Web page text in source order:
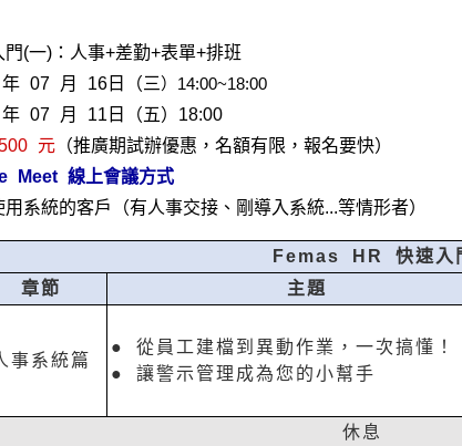
(一)：人事+差勤+表單+排班
07 月 16日（三）14:00~18:00
07 月 11日（五）18:00
元 （推廣期試辦優惠，名額有限，報名要快）
Meet 線上會議方式
系統的客戶（有人事交接、剛導入系統...等情形者）
Femas HR 快速入
章節 主題
事系統篇
● 從員工建檔到異動作業，一次搞懂！
● 讓警示管理成為您的小幫手
休息